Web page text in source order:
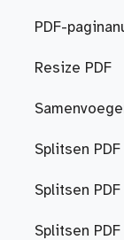
PDF-
Resize PDF
Splitsen
Splitsen
Splitsen